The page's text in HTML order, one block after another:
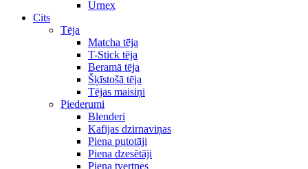
Urnex
Cits
Tēja
Matcha tēja
T-Stick tēja
Beramā tēja
Šķīstošā tēja
Tējas maisiņi
Piederumi
Blenderi
Kafijas dzirnaviņas
Piena putotāji
Piena dzesētāji
Piena tvertnes